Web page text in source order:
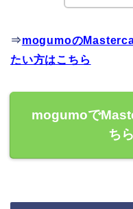
⇒mogumoの
たい方はこちら
mogumoで
ち